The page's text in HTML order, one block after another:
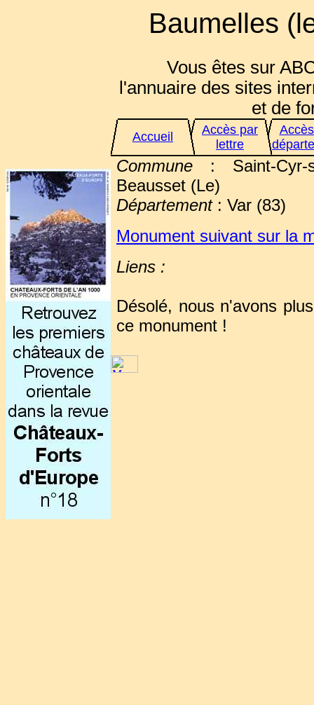
Baumelles
Vous êtes sur
l'annuaire des sites
et de
Accueil
Accès par
lettre
Commune : Saint-Cyr-
Beausset (Le)
Département: Var (83)
Monument suivant sur la
Liens :
Désolé, nous n'avons
ce monument !